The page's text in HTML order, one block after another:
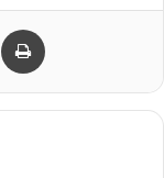
Compartilhar via e-mail